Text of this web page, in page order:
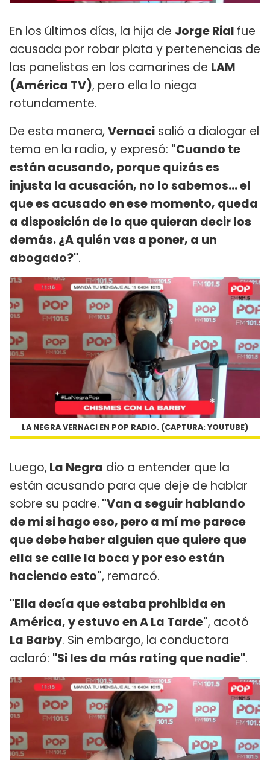
En los últimos días, la hija de Jorge Rial fue
acusada por robar plata y pertenencias de
las panelistas en los camarines de LAM
(América TV), pero ella lo niega
rotundamente.
De esta manera, Vernaci salió a dialogar el
tema en la radio, y expresó: "Cuando te
están acusando, porque quizás es
injusta la acusación, no lo sabemos... el
que es acusado en ese momento, queda
a disposición de lo que quieran decir los
demás. ¿A quién vas a poner, a un
abogado?".
LA NEGRA VERNACI EN POP RADIO. (CAPTURA: YOUTUBE)
Luego, La Negra dio a entender que la
están acusando para que deje de hablar
sobre su padre. "Van a seguir hablando
de mi si hago eso, pero a mí me parece
que debe haber alguien que quiere que
ella se calle la boca y por eso están
haciendo esto", remarcó.
"Ella decía que estaba prohibida en
América, y estuvo en A La Tarde", acotó
La Barby. Sin embargo, la conductora
aclaró: "Si les da más rating que nadie".